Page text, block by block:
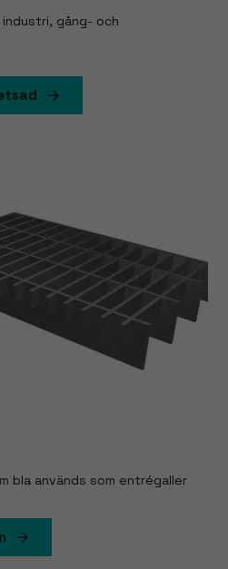
gång- och
bla används som entrégaller